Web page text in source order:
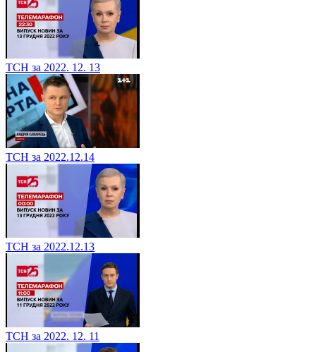
ТСН за 2022. 12. 13
ТСН за 2022.12.14
ТСН за 2022.12.13
ТСН за 2022. 12. 11